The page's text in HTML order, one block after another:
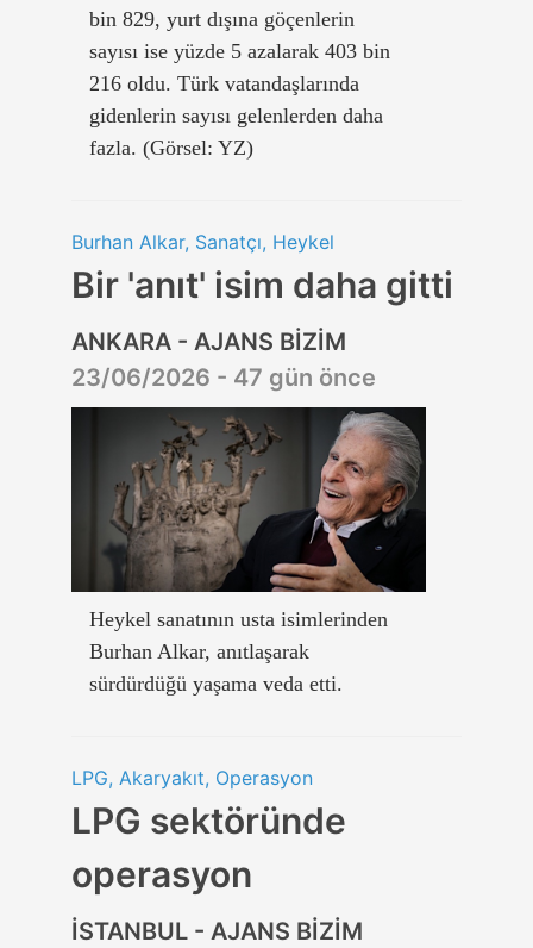
bin 829, yurt dışına göçenlerin
sayısı ise yüzde 5 azalarak 403 bin
216 oldu. Türk vatandaşlarında
gidenlerin sayısı gelenlerden daha
fazla. (Görsel: YZ)
Burhan Alkar, Sanatçı, Heykel
Bir 'anıt' isim daha gitti
ANKARA - AJANS BİZİM
23/06/2026 - 47 gün önce
Heykel sanatının usta isimlerinden
Burhan Alkar, anıtlaşarak
sürdürdüğü yaşama veda etti.
LPG, Akaryakıt, Operasyon
LPG sektöründe
operasyon
İSTANBUL - AJANS BİZİM